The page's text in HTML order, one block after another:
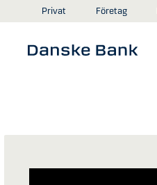
Gå till huvudinnehåll
Privat Företag